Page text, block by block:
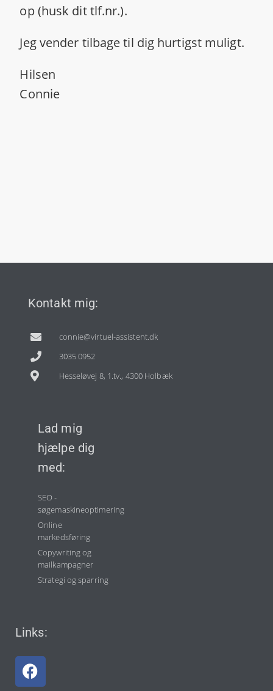
op (husk dit tlf.nr.).
Jeg vender tilbage til dig hurtigst muligt.
Hilsen
Connie
Kontakt mig:
connie@virtuel-assistent.dk
3035 0952
Hesseløvej 8, 1.tv., 4300 Holbæk
Lad mig
hjælpe dig
med:
SEO -
søgemaskineoptimering
Online
markedsføring
Copywriting og
mailkampagner
Strategi og sparring
Links: